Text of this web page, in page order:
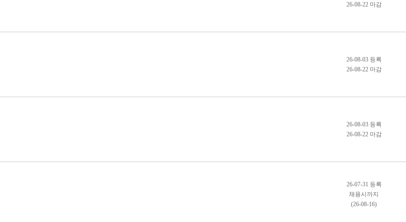
26-08-22 마감
26-08-03 등록
26-08-22 마감
26-08-03 등록
26-08-22 마감
26-07-31 등록
채용시까지
(26-08-16)